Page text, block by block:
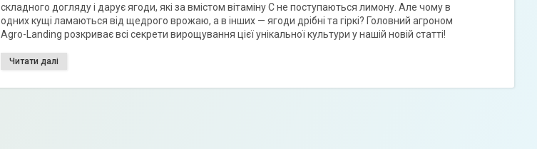
складного догляду і дарує ягоди, які за вмістом вітаміну С не поступаються лимону. Але чому в
одних кущі ламаються від щедрого врожаю, а в інших — ягоди дрібні та гіркі? Головний агроном
Agro-Landing розкриває всі секрети вирощування цієї унікальної культури у нашій новій статті!